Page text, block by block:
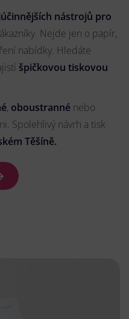
nástrojů pro
Nejde jen o papír,
nabídky. Hledáte
špičkovou tiskovou
, oboustranné nebo
Spolehlivý návrh a tisk
Těšíně.